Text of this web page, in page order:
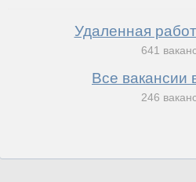
Удаленная
641
Все вакансии
246